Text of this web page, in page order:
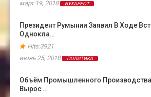
март 19, 2018
БУХАРЕСТ
Президент Румынии Заявил В Ходе
Однокла…
Hits:3921
июнь 25, 2018
ПОЛИТИКА
Объём Промышленного
Вырос …